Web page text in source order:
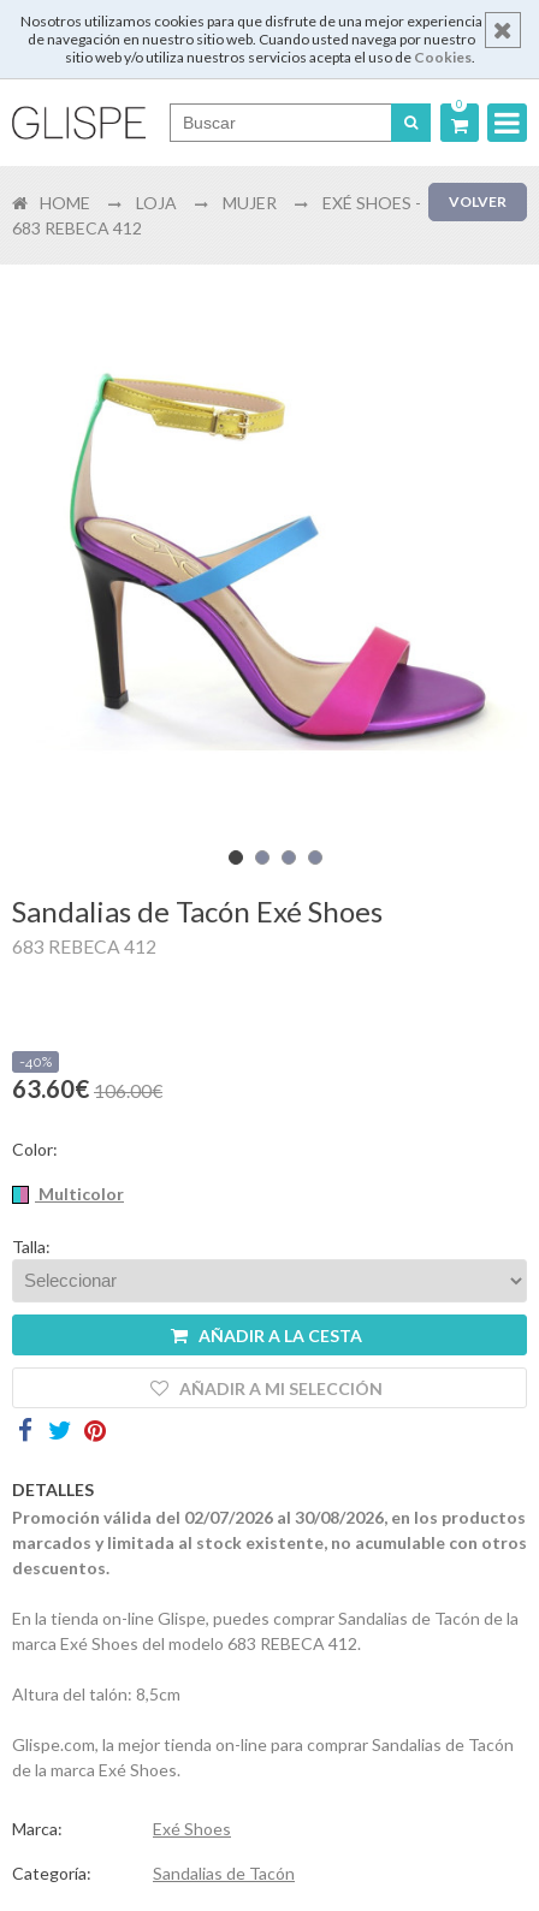
Nosotros utilizamos cookies para que disfrute de una mejor experiencia
de navegación en nuestro sitio web. Cuando usted navega por nuestro
sitio web y/o utiliza nuestros servicios acepta el uso de Cookies.
0
English
Login
Mi
cesta
Glispe
VOLVER
HOME LOJA MUJER
EXÉ SHOES -
683 REBECA 412
Sandalias de Tacón Exé Shoes
683 REBECA 412
-40%
63.60€ 106.00€
Color:
Multicolor
Talla:
AÑADIR A LA CESTA
AÑADIR A MI SELECCIÓN
DETALLES
Promoción válida del 02/07/2026 al 30/08/2026, en los productos
marcados y limitada al stock existente, no acumulable con otros
descuentos.
En la tienda on-line Glispe, puedes comprar Sandalias de Tacón de la
marca Exé Shoes del modelo 683 REBECA 412.
Altura del talón: 8,5cm
Glispe.com, la mejor tienda on-line para comprar Sandalias de Tacón
de la marca Exé Shoes.
Marca: Exé Shoes
Categoría: Sandalias de Tacón